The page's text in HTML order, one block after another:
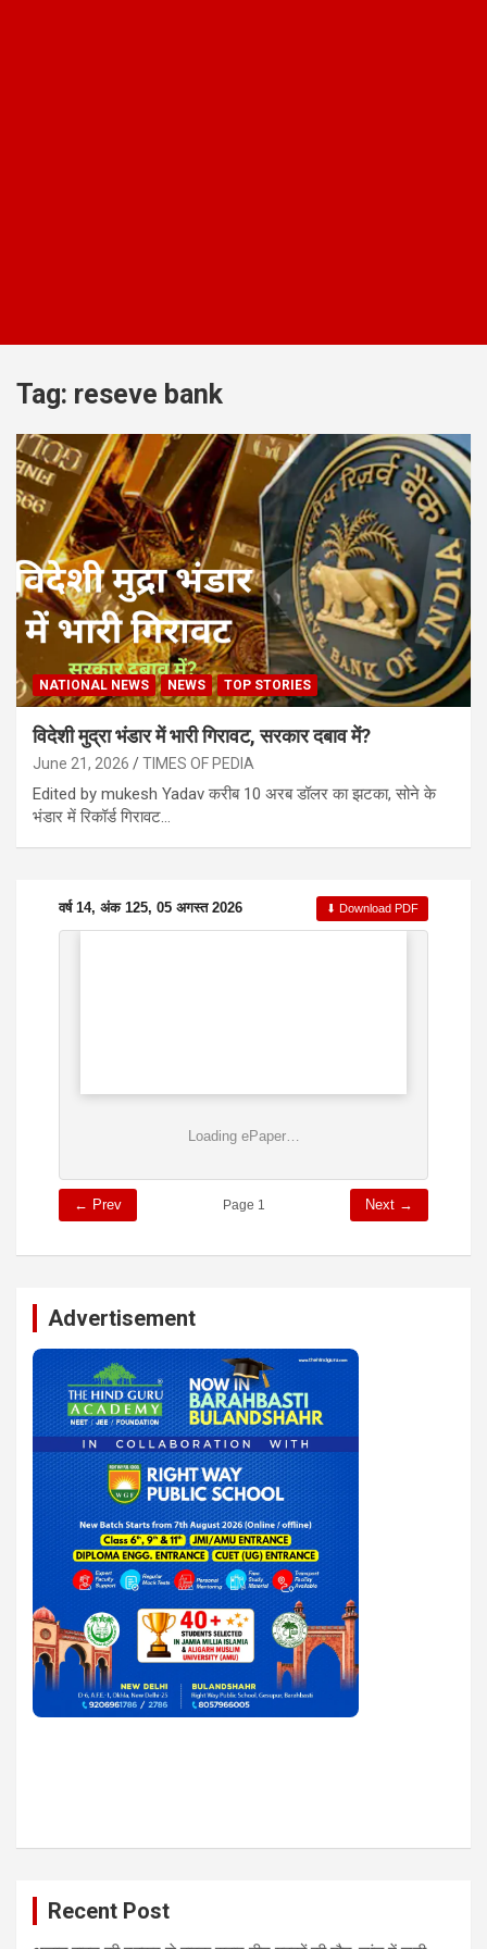
Tag: reseve bank
NATIONAL NEWS NEWS TOP STORIES
विदेशी मुद्रा भंडार में भारी गिरावट, सरकार दबाव में?
June 21, 2026 TIMES OF PEDIA
Edited by mukesh Yadav करीब 10 अरब डॉलर का झटका, सोने के
भंडार में रिकॉर्ड गिरावट…
वर्ष 14, अंक 125, 05 अगस्त 2026 ⬇ Download PDF
Loading ePaper…
← Prev Page 1 Next →
Advertisement
Recent Post